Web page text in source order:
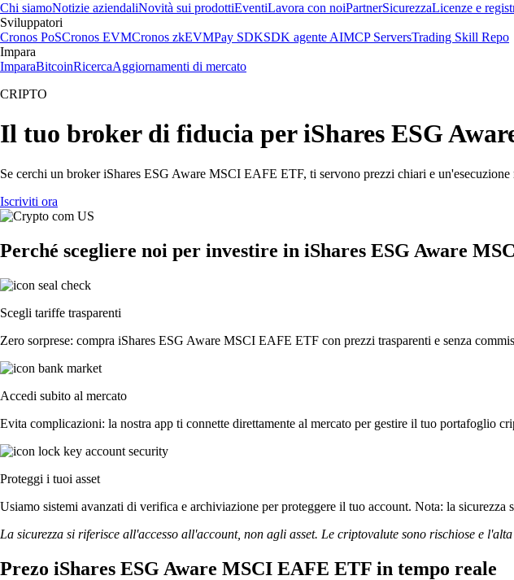
Chi siamoNotizie aziendaliNovità sui prodottiEventiLavora con noiPartnerSicurezzaLicenze e
Sviluppatori
Cronos PoSCronos EVMCronos zkEVMPay SDKSDK agente AIMCP ServersTrading Skill Repo
Impara
ImparaBitcoinRicercaAggiornamenti di mercato
CRIPTO
Il tuo broker di fiducia per iShares ESG
Se cerchi un broker iShares ESG Aware MSCI EAFE ETF, ti servono prezzi chiari e
Iscriviti ora
Perché scegliere noi per investire in iShares ESG Aware
Scegli tariffe trasparenti
Zero sorprese: compra iShares ESG Aware MSCI EAFE ETF con prezzi trasparenti e senza
Accedi subito al mercato
Evita complicazioni: la nostra app ti connette direttamente al mercato per gestire il tuo portafoglio
Proteggi i tuoi asset
Usiamo sistemi avanzati di verifica e archiviazione per proteggere il tuo account. Nota: la sicurezza
La sicurezza si riferisce all'accesso all'account, non agli asset. Le criptovalute sono rischiose e
Prezo iShares ESG Aware MSCI EAFE ETF in tempo reale